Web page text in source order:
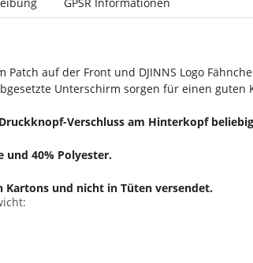
Patch auf der Front und DJINNS Logo
Unterschirm sorgen für einen guten
Verschluss am Hinterkopf
und 40% Polyester.
Kartons und nicht in Tüten versendet.